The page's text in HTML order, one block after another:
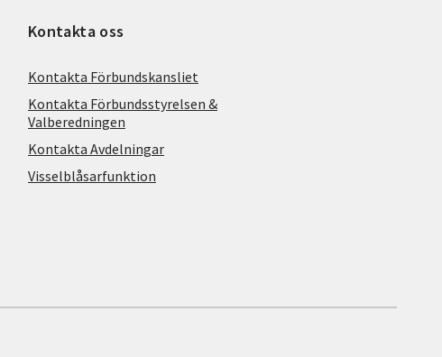
Kontakta oss
Kontakta Förbundskansliet
Kontakta Förbundsstyrelsen &
Valberedningen
Kontakta Avdelningar
Visselblåsarfunktion